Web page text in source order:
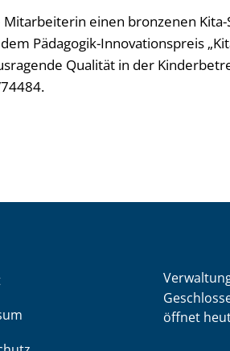
einen bronzenen
Pädagogik-Innovationspreis
Qualität in der
Klicken,
öffnet